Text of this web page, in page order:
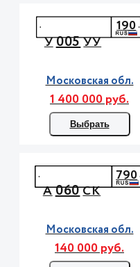
У005УУ
190
Московская обл.
1 400 000 руб.
Выбрать
А060СК
790
Московская обл.
140 000 руб.